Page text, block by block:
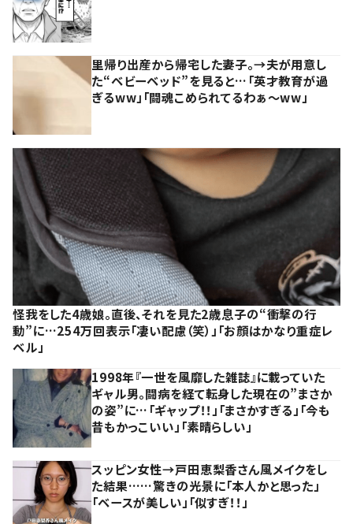
里帰り出産から帰宅した妻子。→夫が用意し
た“ベビーベッド”を見ると…「英才教育が過
ぎるww」「闘魂こめられてるわぁ～ww」
怪我をした4歳娘。直後、それを見た2歳息子の“衝撃の行
動”に…254万回表示「凄い配慮（笑）」「お顔はかなり重症レ
ベル」
1998年『一世を風靡した雑誌』に載っていた
ギャル男。闘病を経て転身した現在の”まさか
の姿”に…「ギャップ！！」「まさかすぎる」「今も
昔もかっこいい」「素晴らしい」
スッピン女性→戸田恵梨香さん風メイクをし
た結果……驚きの光景に「本人かと思った」
「ベースが美しい」「似すぎ！！」